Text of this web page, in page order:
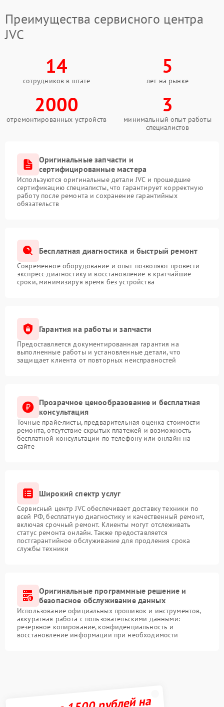
Преимущества сервисного центра
JVC
14
сотрудников в штате
5
лет на рынке
2000
отремонтированных устройств
3
минимальный опыт работы
специалистов
Оригинальные запчасти и
сертифицированные мастера
Используются оригинальные детали JVC и прошедшие
сертификацию специалисты, что гарантирует корректную
работу после ремонта и сохранение гарантийных
обязательств
Бесплатная диагностика и быстрый ремонт
Современное оборудование и опыт позволяют провести
экспресс-диагностику и восстановление в кратчайшие
сроки, минимизируя время без устройства
Гарантия на работы и запчасти
Предоставляется документированная гарантия на
выполненные работы и установленные детали, что
защищает клиента от повторных неисправностей
Прозрачное ценообразование и бесплатная
консультация
Точные прайс-листы, предварительная оценка стоимости
ремонта, отсутствие скрытых платежей и возможность
бесплатной консультации по телефону или онлайн на
сайте
Широкий спектр услуг
Сервисный центр JVC обеспечивает доставку техники по
всей РФ, бесплатную диагностику и качественный ремонт,
включая срочный ремонт. Клиенты могут отслеживать
статус ремонта онлайн. Также предоставляется
постгарантийное обслуживание для продления срока
службы техники
Оригинальные программные решение и
безопасное обслуживание данных
Использование официальных прошивок и инструментов,
аккуратная работа с пользовательскими данными:
резервное копирование, конфиденциальность и
восстановление информации при необходимости